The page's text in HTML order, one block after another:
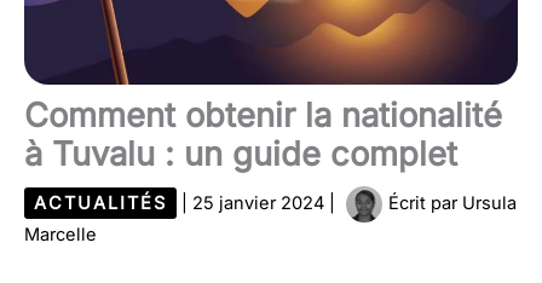
Comment obtenir la nationalité
à Tuvalu : un guide complet
ACTUALITÉS 25 janvier 2024 Écrit par Ursula
Marcelle